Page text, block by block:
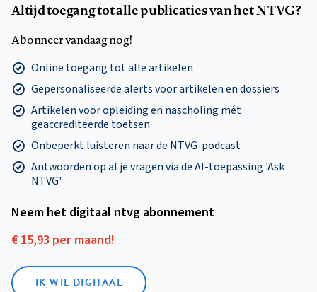
Altijd toegang tot alle publicaties van het NTVG?
Abonneer vandaag nog!
Online toegang tot alle artikelen
Gepersonaliseerde alerts voor artikelen en dossiers
Artikelen voor opleiding en nascholing mét
geaccrediteerde toetsen
Onbeperkt luisteren naar de NTVG-podcast
Antwoorden op al je vragen via de AI-toepassing 'Ask
NTVG'
Neem het digitaal ntvg abonnement
€ 15,93 per maand!
IK WIL DIGITAAL